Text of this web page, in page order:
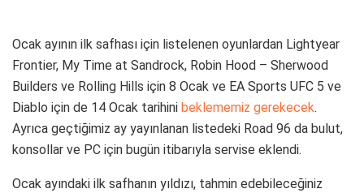
Ocak ayının ilk safhası için listelenen oyunlardan Lightyear
Frontier, My Time at Sandrock, Robin Hood – Sherwood
Builders ve Rolling Hills için 8 Ocak ve EA Sports UFC 5 ve
Diablo için de 14 Ocak tarihini beklememiz gerekecek.
Ayrıca geçtiğimiz ay yayınlanan listedeki Road 96 da bulut,
konsollar ve PC için bugün itibarıyla servise eklendi.
Ocak ayındaki ilk safhanın yıldızı, tahmin edebileceğiniz